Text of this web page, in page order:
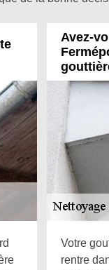
Avez-
Votre
rentre